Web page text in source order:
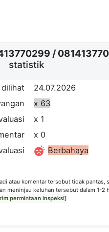
/
statistik
dilihat
24.07.2026
x 63
x 1
x 0
Berbahaya
atau komentar tersebut tidak pantas,
meninjau keluhan tersebut dalam 1-2
permintaan inspeksi]